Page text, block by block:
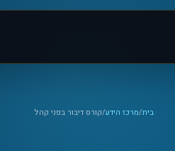
בית/מרכז הידע/קורס דיבור בפני קהל